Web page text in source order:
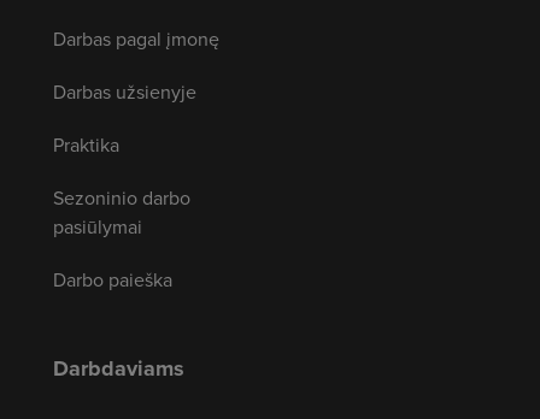
Darbas pagal įmonę
Darbas užsienyje
Praktika
Sezoninio darbo
pasiūlymai
Darbo paieška
Darbdaviams